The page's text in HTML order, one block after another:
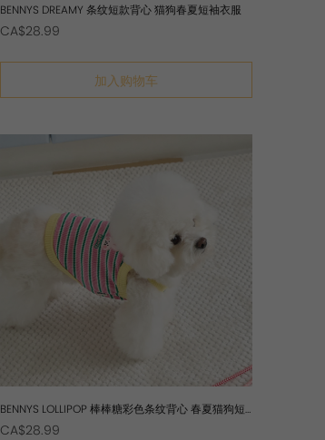
BENNYS DREAMY 条纹短款背心 猫狗春夏短袖衣服
CA$28.99
加入购物车
BENNYS LOLLIPOP 棒棒糖彩色条纹背心 春夏猫狗短
袖衣服
CA$28.99